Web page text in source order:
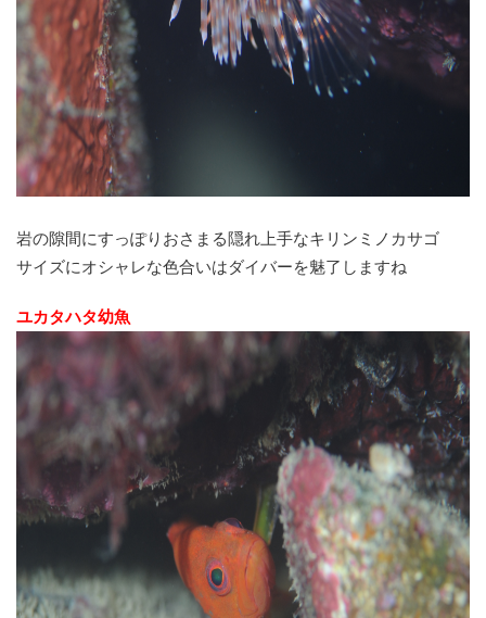
岩の隙間にすっぽりおさまる隠れ上手なキリンミノカサゴ
サイズにオシャレな色合いはダイバーを魅了しますね
ユカタハタ幼魚